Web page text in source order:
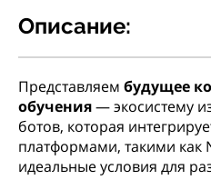
Описание:
Представляем будущее
обучения— экосистему
ботов, которая
платформами, такими как
идеальные условия для